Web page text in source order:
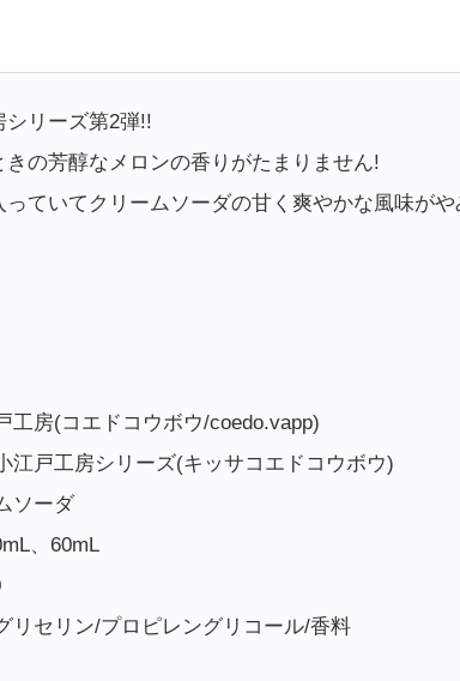
リーズ第2弾!!
きの芳醇なメロンの香りがたまりません!
っていてクリームソーダの甘く爽やかな風味が
工房(コエドコウボウ/coedo.vapp)
江戸工房シリーズ(キッサコエドコウボウ)
ソーダ
、60mL
リセリン/プロピレングリコール/香料